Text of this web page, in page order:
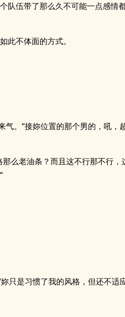
队伍带了那么久不可能一点感情
此不体面的方式。
气。“接妳位置的那个男的，吼，
么老油条？而且这不行那不行，
只是习惯了我的风格，但还不适